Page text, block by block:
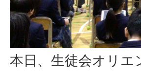
本日、生徒会オリ